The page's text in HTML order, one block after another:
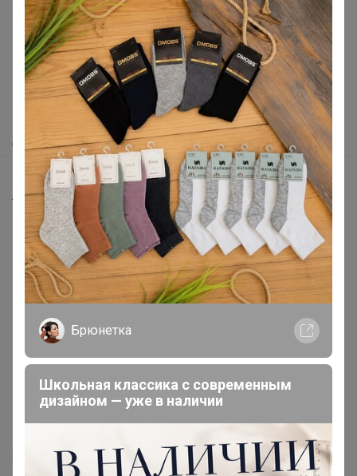
Реклама
Как здесь все устроено?
Как сделать заказ?
Как получить?
Доставка
Шоурумы
Торговые марки
Наша команда
В наличии
Подарочные сертификаты
Реклама на сайте
Поставщикам
Вакансии
support@24-ok.ru
Защита покупателя
Брюнетка
Школьная классика с современным
дизайном — уже в наличии